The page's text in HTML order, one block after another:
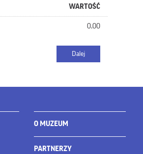
WARTOŚĆ
0.00
O MUZEUM
PARTNERZY